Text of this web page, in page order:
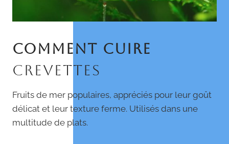
COMMENT CUIRE
CREVETTES
Fruits de mer populaires, appréciés pour leur goût
délicat et leur texture ferme. Utilisés dans une
multitude de plats.